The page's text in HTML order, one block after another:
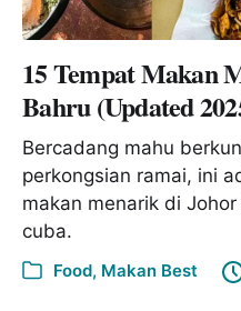
15 Tempat Makan
Bahru (Updated
Bercadang mahu
perkongsian ramai, ini
makan menarik di
cuba.
Food, Makan Best